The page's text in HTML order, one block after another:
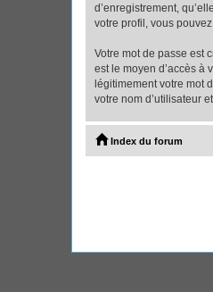
d’enregistrement,
votre profil, vous
Votre mot de passe est
est le moyen d’accès à
légitimement votre mot
votre nom d’utilisateur
Index du forum